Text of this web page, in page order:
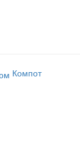
Компот